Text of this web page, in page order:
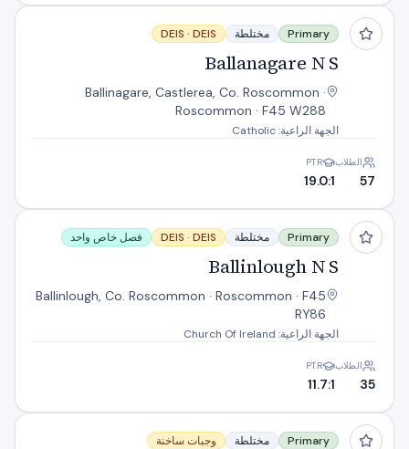
Ballanagare N S
Primary مختلطة DEIS · DEIS
Ballanagare N S
Ballinagare, Castlerea, Co. Roscommon ·
Roscommon · F45 W288
الجهة الراعية: Catholic
الطلاب
57
PTR
19.0:1
Ballinlough N S
Primary مختلطة DEIS · DEIS فصل خاص واحد
Ballinlough N S
Ballinlough, Co. Roscommon · Roscommon · F45
RY86
الجهة الراعية: Church Of Ireland
الطلاب
35
PTR
11.7:1
Ballintleva N S
Primary مختلطة وجبات ساخنة